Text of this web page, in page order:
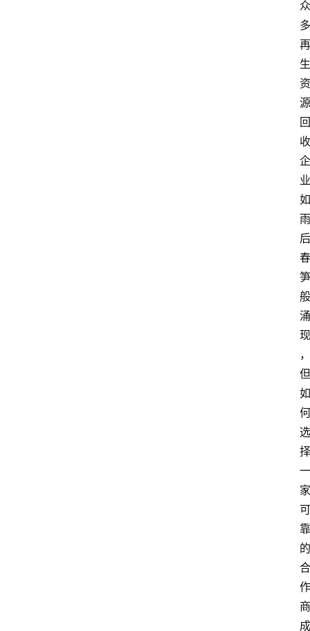
众
多
再
生
资
源
回
收
企
业
如
雨
后
春
笋
般
涌
现
，
但
如
何
选
择
一
家
可
靠
的
合
作
商
成